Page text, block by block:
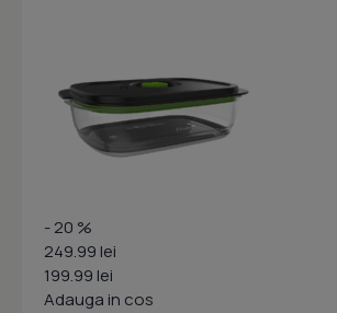
- 20 %
249.99 lei
199.99 lei
Adauga in cos